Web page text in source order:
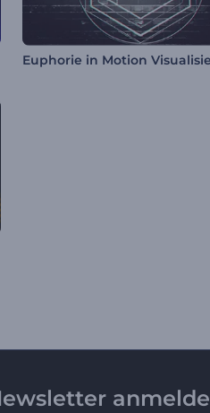
Euphorie in Motion